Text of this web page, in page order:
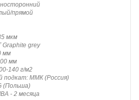
прямой
мкм
Graphite grey
мм
мм
140 г/м2
подкат: ММК (Россия)
(Польша)
- 2 месяца